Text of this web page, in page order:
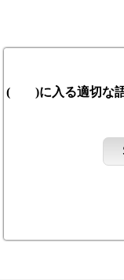
( )に入る適切な語